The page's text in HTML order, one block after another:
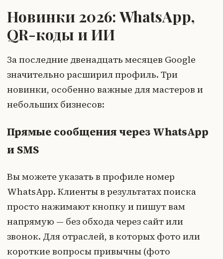
Новинки 2026: WhatsApp,
QR-коды и ИИ
За последние двенадцать месяцев Google
значительно расширил профиль. Три
новинки, особенно важные для мастеров и
небольших бизнесов:
Прямые сообщения через WhatsApp
и SMS
Вы можете указать в профиле номер
WhatsApp. Клиенты в результатах поиска
просто нажимают кнопку и пишут вам
напрямую — без обхода через сайт или
звонок. Для отраслей, в которых фото или
короткие вопросы привычны (фото